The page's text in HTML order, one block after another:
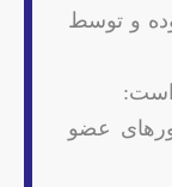
و توسط
است:
عضو